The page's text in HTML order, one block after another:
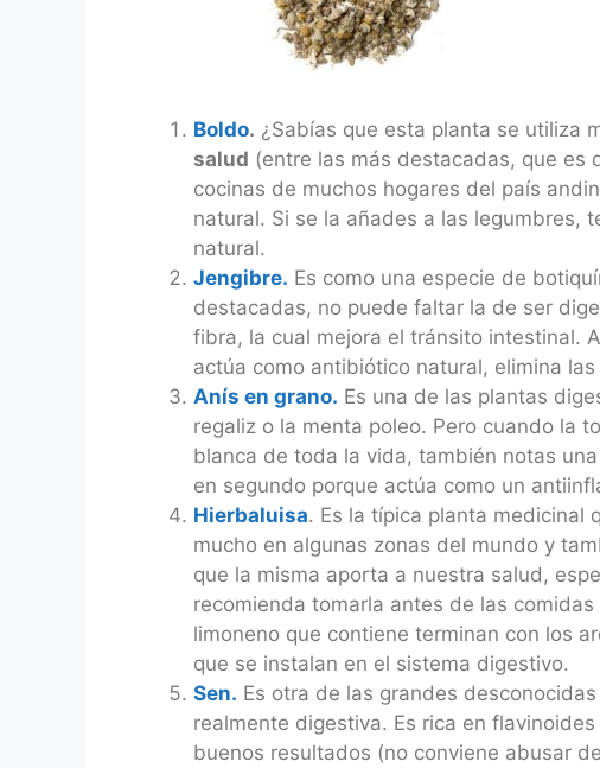
Boldo. ¿Sabías que esta planta se utiliza
salud (entre las más destacadas, que es
cocinas de muchos hogares del país
natural. Si se la añades a las legumbres,
natural.
Jengibre. Es como una especie de
destacadas, no puede faltar la de ser
fibra, la cual mejora el tránsito intestinal.
actúa como antibiótico natural, elimina
Anís en grano. Es una de las plantas
regaliz o la menta poleo. Pero cuando la
blanca de toda la vida, también notas
en segundo porque actúa como un
Hierbaluisa. Es la típica planta medicinal
mucho en algunas zonas del mundo y
que la misma aporta a nuestra salud,
recomienda tomarla antes de las
limoneno que contiene terminan con los
que se instalan en el sistema digestivo.
Sen. Es otra de las grandes
realmente digestiva. Es rica en
buenos resultados (no conviene abusar